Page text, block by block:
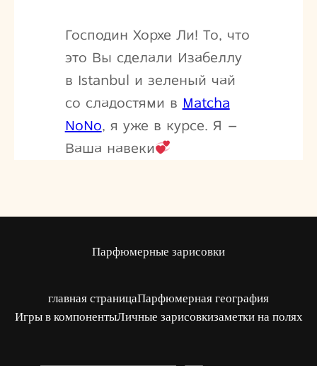
Господин Хорхе Ли! То, что
это Вы сделали Изабеллу
в Istanbul и зеленый чай
со сладостями в Matcha
NoNo, я уже в курсе. Я –
Ваша навеки
Парфюмерные зарисовки
главная страницаПарфюмерная география
Игры в компонентыЛичные зарисовкизаметки на полях